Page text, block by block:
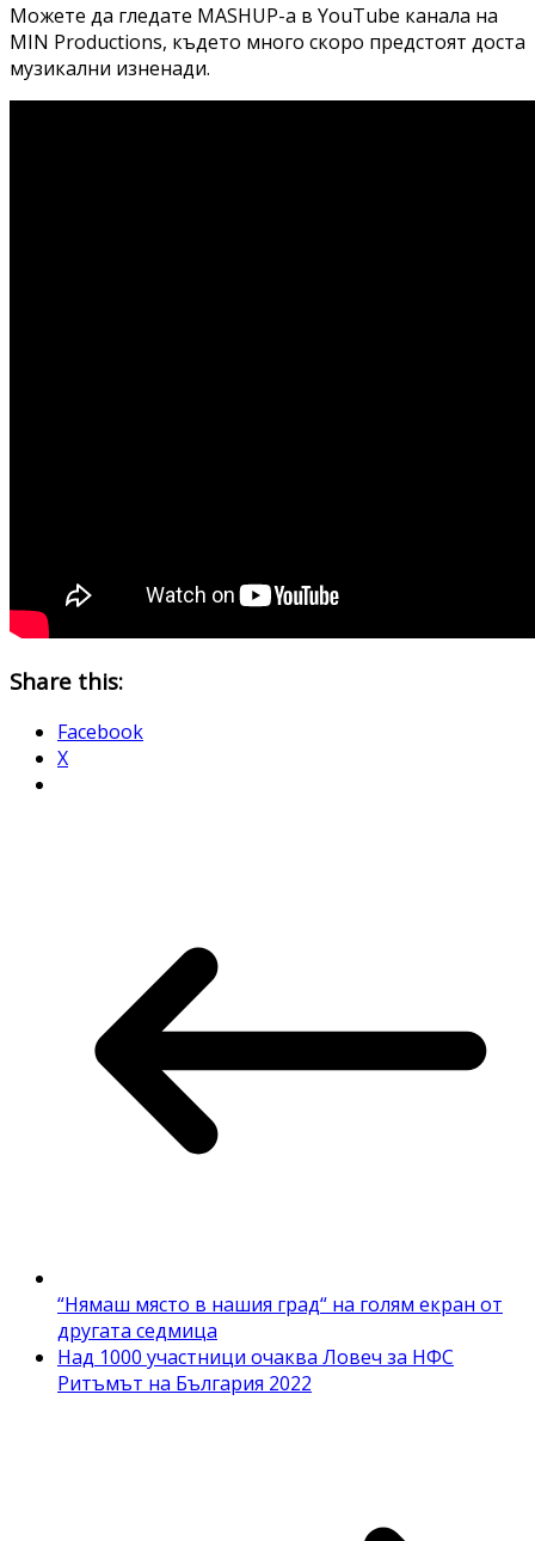
Можете да гледате MASHUP-a в YouTube канала на
MIN Productions, където много скоро предстоят доста
музикални изненади.
Share this:
Facebook
X
“Нямаш място в нашия град“ на голям екран от
другата седмица
Над 1000 участници очаква Ловеч за НФС
Ритъмът на България 2022